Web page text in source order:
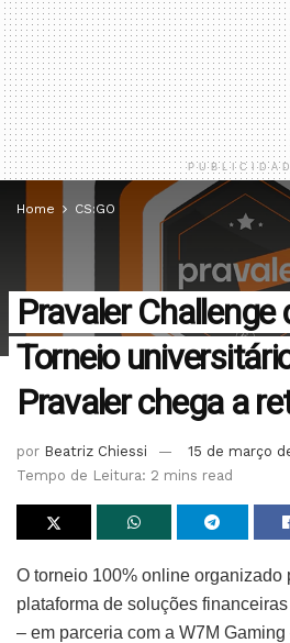
Home CS:GO
Pravaler Challenge
Torneio
Pravaler chega a
por Beatriz Chiessi
15 de março
Tempo de Leitura: 2 mins read
O torneio 100% online organizado
plataforma de soluções
– em parceria com a W7M